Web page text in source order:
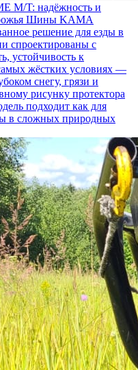
M/T: надёжность и
Шины KAMA
решение для езды в
спроектированы с
устойчивость к
жёстких условиях —
снегу, грязи и
рисунку протектора
подходит как для
в сложных природных